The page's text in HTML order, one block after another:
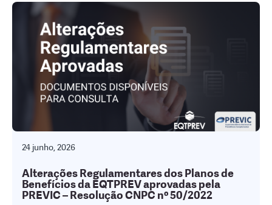
24 junho, 2026
Alterações Regulamentares dos Planos de
Benefícios da EQTPREV aprovadas pela
PREVIC – Resolução CNPC nº 50/2022